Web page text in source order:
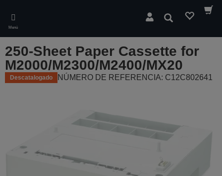
main
content
Menú
Buscar
250-Sheet Paper Cassette for
M2000/M2300/M2400/MX20
Descatalogado NÚMERO DE REFERENCIA: C12C802641